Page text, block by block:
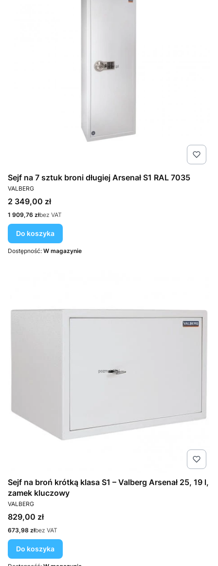
Sejf na 7 sztuk broni długiej Arsenał S1 RAL 7035
PRODUCENT
VALBERG
Cena
2 349,00 zł
Cena
1 909,76 złbez VAT
Do koszyka
Dostępność: W magazynie
Sejf na broń krótką klasa S1 – Valberg Arsenał 25, 19 l,
zamek kluczowy
PRODUCENT
VALBERG
Cena
829,00 zł
Cena
673,98 złbez VAT
Do koszyka